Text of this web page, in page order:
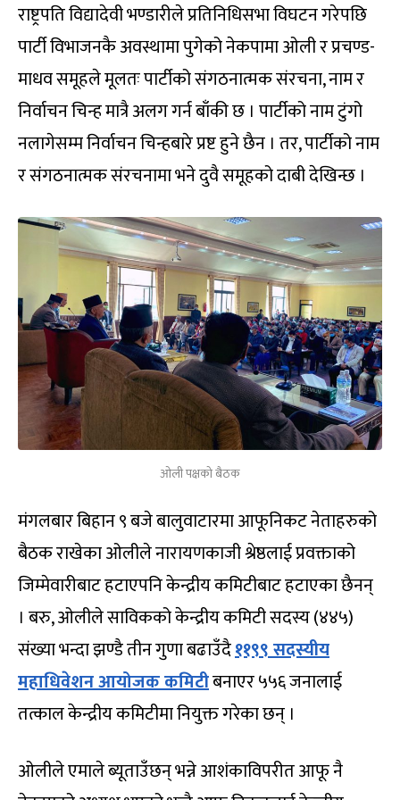
राष्ट्रपति विद्यादेवी भण्डारीले प्रतिनिधिसभा विघटन गरेपछि
पार्टी विभाजनकै अवस्थामा पुगेको नेकपामा ओली र प्रचण्ड-
माधव समूहले मूलतः पार्टीको संगठनात्मक संरचना, नाम र
निर्वाचन चिन्ह मात्रै अलग गर्न बाँकी छ । पार्टीको नाम टुंगो
नलागेसम्म निर्वाचन चिन्हबारे प्रष्ट हुने छैन । तर, पार्टीको नाम
र संगठनात्मक संरचनामा भने दुवै समूहको दाबी देखिन्छ ।
ओली पक्षको बैठक
मंगलबार बिहान ९ बजे बालुवाटारमा आफूनिकट नेताहरुको
बैठक राखेका ओलीले नारायणकाजी श्रेष्ठलाई प्रवक्ताको
जिम्मेवारीबाट हटाएपनि केन्द्रीय कमिटीबाट हटाएका छैनन्
। बरु, ओलीले साविकको केन्द्रीय कमिटी सदस्य (४४५)
संख्या भन्दा झण्डै तीन गुणा बढाउँदै११९९ सदस्यीय
महाधिवेशन आयोजक कमिटीबनाएर ५५६ जनालाई
तत्काल केन्द्रीय कमिटीमा नियुक्त गरेका छन् ।
ओलीले एमाले ब्यूताउँछन् भन्ने आशंकाविपरीत आफू नै